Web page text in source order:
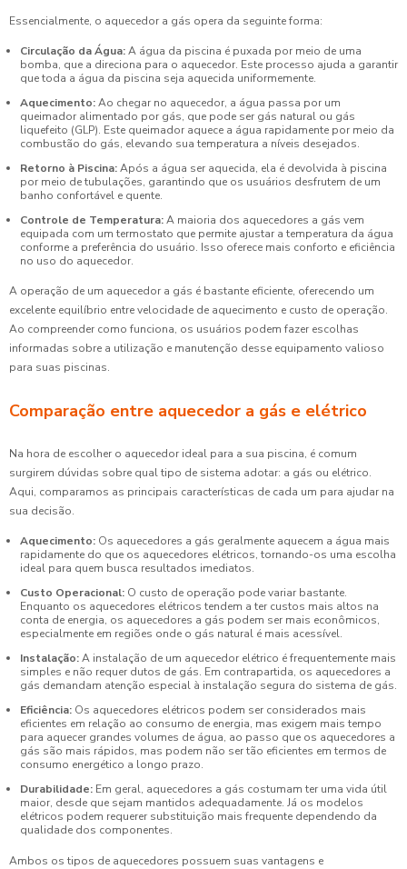
Essencialmente, o aquecedor a gás opera da seguinte forma:
Circulação da Água:A água da piscina é puxada por meio de uma
bomba, que a direciona para o aquecedor. Este processo ajuda a garantir
que toda a água da piscina seja aquecida uniformemente.
Aquecimento:Ao chegar no aquecedor, a água passa por um
queimador alimentado por gás, que pode ser gás natural ou gás
liquefeito (GLP). Este queimador aquece a água rapidamente por meio da
combustão do gás, elevando sua temperatura a níveis desejados.
Retorno à Piscina:Após a água ser aquecida, ela é devolvida à piscina
por meio de tubulações, garantindo que os usuários desfrutem de um
banho confortável e quente.
Controle de Temperatura:A maioria dos aquecedores a gás vem
equipada com um termostato que permite ajustar a temperatura da água
conforme a preferência do usuário. Isso oferece mais conforto e eficiência
no uso do aquecedor.
A operação de um aquecedor a gás é bastante eficiente, oferecendo um
excelente equilíbrio entre velocidade de aquecimento e custo de operação.
Ao compreender como funciona, os usuários podem fazer escolhas
informadas sobre a utilização e manutenção desse equipamento valioso
para suas piscinas.
Comparação entre aquecedor a gás e elétrico
Na hora de escolher o aquecedor ideal para a sua piscina, é comum
surgirem dúvidas sobre qual tipo de sistema adotar: a gás ou elétrico.
Aqui, comparamos as principais características de cada um para ajudar na
sua decisão.
Aquecimento: Os aquecedores a gás geralmente aquecem a água mais
rapidamente do que os aquecedores elétricos, tornando-os uma escolha
ideal para quem busca resultados imediatos.
Custo Operacional: O custo de operação pode variar bastante.
Enquanto os aquecedores elétricos tendem a ter custos mais altos na
conta de energia, os aquecedores a gás podem ser mais econômicos,
especialmente em regiões onde o gás natural é mais acessível.
Instalação:A instalação de um aquecedor elétrico é frequentemente mais
simples e não requer dutos de gás. Em contrapartida, os aquecedores a
gás demandam atenção especial à instalação segura do sistema de gás.
Eficiência: Os aquecedores elétricos podem ser considerados mais
eficientes em relação ao consumo de energia, mas exigem mais tempo
para aquecer grandes volumes de água, ao passo que os aquecedores a
gás são mais rápidos, mas podem não ser tão eficientes em termos de
consumo energético a longo prazo.
Durabilidade: Em geral, aquecedores a gás costumam ter uma vida útil
maior, desde que sejam mantidos adequadamente. Já os modelos
elétricos podem requerer substituição mais frequente dependendo da
qualidade dos componentes.
Ambos os tipos de aquecedores possuem suas vantagens e